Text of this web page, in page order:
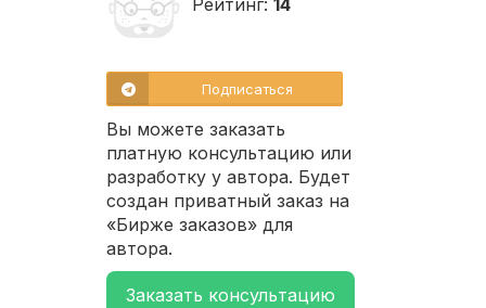
Рейтинг: 14
Подписаться
Вы можете заказать
платную консультацию или
разработку у автора. Будет
создан приватный заказ на
«Бирже заказов» для
автора.
Заказать консультацию